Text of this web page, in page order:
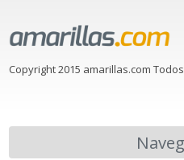
Copyright 2015 amarillas.com